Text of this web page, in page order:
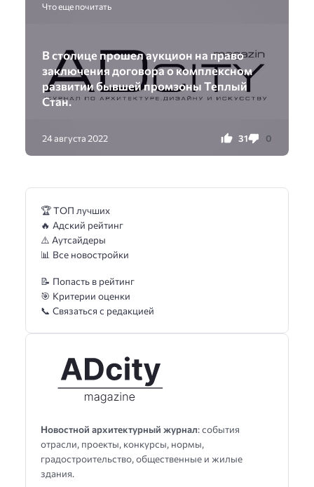
Что еще почитать
В столице прошел аукцион на право
заключения договора о комплексном
развитии бывшей промзоны Теплый
Стан.
24 августа 2022 31 0
Новостной архитектурный журнал: события
отрасли, проекты, конкурсы, нормы,
градостроительство, общественные и жилые
здания.
🏆 ТОП лучших
🔥 Адский рейтинг
⚠️ Аутсайдеры
📊 Все новостройки
📝 Попасть в рейтинг
🎯 Критерии оценки
📞 Связаться с редакцией